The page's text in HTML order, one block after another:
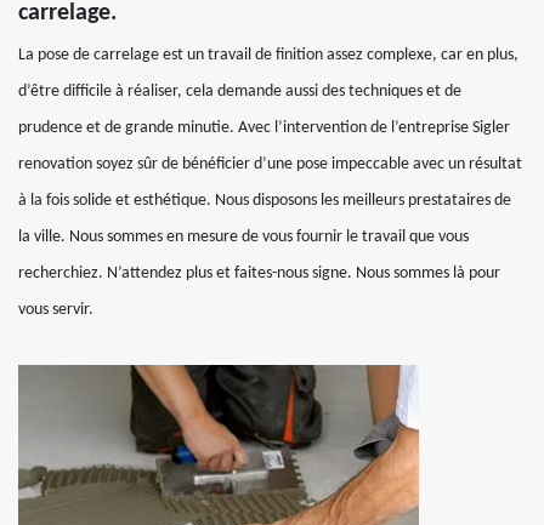
carrelage.
La pose de carrelage est un travail de finition assez complexe, car en plus,
d’être difficile à réaliser, cela demande aussi des techniques et de
prudence et de grande minutie. Avec l’intervention de l’entreprise Sigler
renovation soyez sûr de bénéficier d’une pose impeccable avec un résultat
à la fois solide et esthétique. Nous disposons les meilleurs prestataires de
la ville. Nous sommes en mesure de vous fournir le travail que vous
recherchiez. N’attendez plus et faites-nous signe. Nous sommes là pour
vous servir.